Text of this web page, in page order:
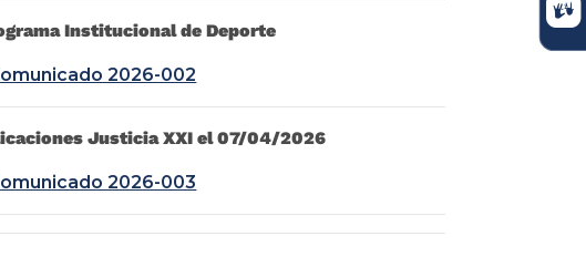
Institucional de Deporte
2026-002
Justicia XXI el 07/04/2026
2026-003